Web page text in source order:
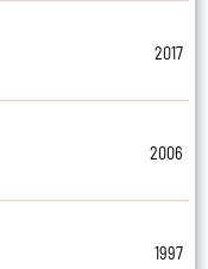
2017
2006
1997